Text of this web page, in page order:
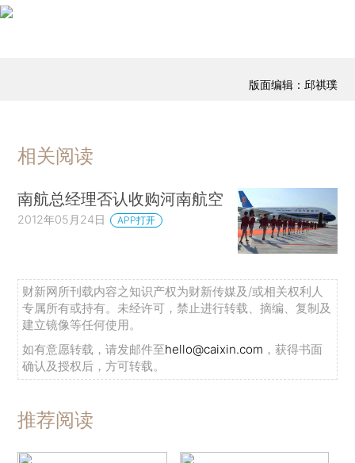
版面编辑：邱祺璞
相关阅读
南航总经理否认收购河南航空
2012年05月24日 APP打开
财新网所刊载内容之知识产权为财新传媒及/或相关权利人
专属所有或持有。未经许可，禁止进行转载、摘编、复制及
建立镜像等任何使用。
如有意愿转载，请发邮件至hello@caixin.com ，获得书面
确认及授权后，方可转载。
推荐阅读